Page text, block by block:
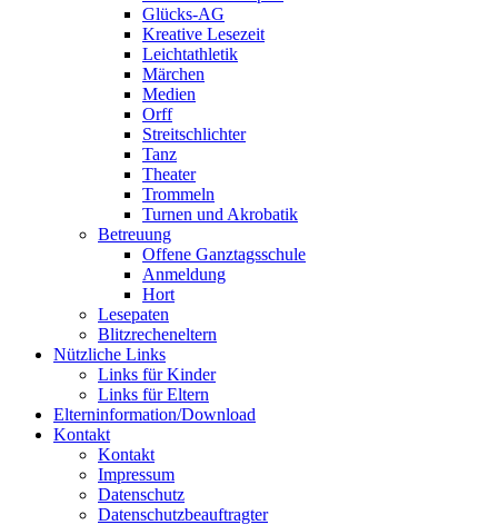
Glücks-AG
Kreative Lesezeit
Leichtathletik
Märchen
Medien
Orff
Streitschlichter
Tanz
Theater
Trommeln
Turnen und Akrobatik
Betreuung
Offene Ganztagsschule
Anmeldung
Hort
Lesepaten
Blitzrecheneltern
Nützliche Links
Links für Kinder
Links für Eltern
Elterninformation/Download
Kontakt
Kontakt
Impressum
Datenschutz
Datenschutzbeauftragter